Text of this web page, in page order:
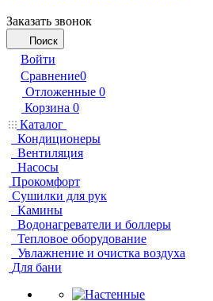
Заказать звонок
Поиск
Войти
Сравнение0
Отложенные 0
Корзина 0
Каталог
Кондиционеры
Вентиляция
Насосы
Прокомфорт
Сушилки для рук
Камины
Водонагреватели и боллеры
Тепловое оборудование
Увлажнение и очистка воздуха
Для бани